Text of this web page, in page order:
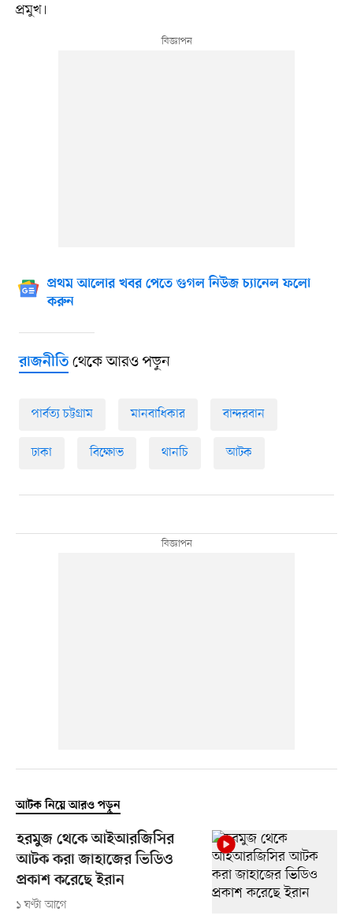
প্রমুখ।
প্রথম আলোর খবর পেতে গুগল নিউজ চ্যানেল ফলো
করুন
রাজনীতিথেকে আরও পড়ুন
পার্বত্য চট্টগ্রাম মানবাধিকার বান্দরবান
ঢাকা বিক্ষোভ থানচি আটক
আটক নিয়ে আরও পড়ুন
হরমুজ থেকে আইআরজিসির
আটক করা জাহাজের ভিডিও
প্রকাশ করেছে ইরান
১ ঘণ্টা আগে